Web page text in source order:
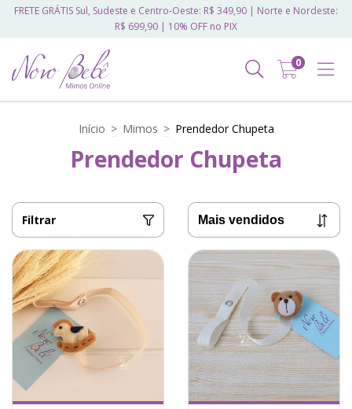
FRETE GRÁTIS Sul, Sudeste e Centro-Oeste: R$ 349,90 | Norte e Nordeste:
R$ 699,90 | 10% OFF no PIX
0
Início > Mimos > Prendedor Chupeta
Prendedor Chupeta
Filtrar